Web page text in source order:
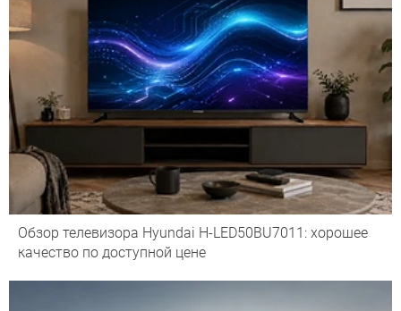
Обзор телевизора Hyundai H-LED50BU7011: хорошее
качество по доступной цене